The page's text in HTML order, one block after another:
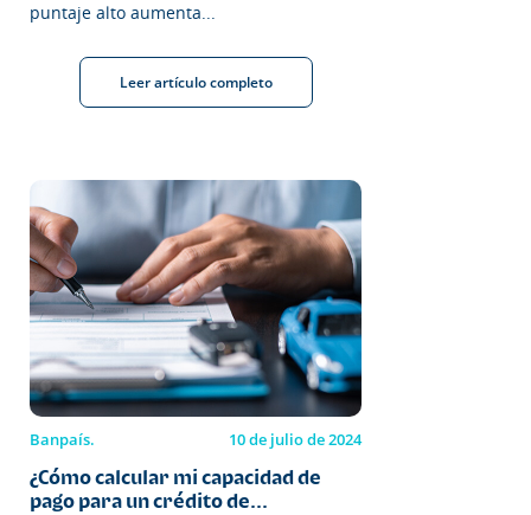
puntaje alto aumenta...
Leer artículo completo
Banpaís. 10 de julio de 2024
¿Cómo calcular mi capacidad de
pago para un crédito de...